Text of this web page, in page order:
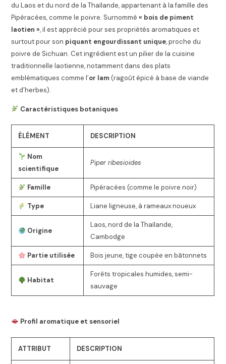
du Laos et du nord de la Thaïlande, appartenant à la famille des
Pipéracées, comme le poivre. Surnommé« bois de piment
laotien », il est apprécié pour ses propriétés aromatiques et
surtout pour son piquant engourdissant unique, proche du
poivre de Sichuan. Cet ingrédient est un pilier de la cuisine
traditionnelle laotienne, notamment dans des plats
emblématiques comme l’or lam(ragoût épicé à base de viande
et d’herbes).
Caractéristiques botaniques
ÉLÉMENT DESCRIPTION
Nom
scientifique
Piper ribesioides
Famille Pipéracées (comme le poivre noir)
Type Liane ligneuse, à rameaux noueux
Origine
Laos, nord de la Thaïlande,
Cambodge
Partie utilisée Bois jeune, tige coupée en bâtonnets
Habitat
Forêts tropicales humides, semi-
sauvage
Profil aromatique et sensoriel
ATTRIBUT DESCRIPTION